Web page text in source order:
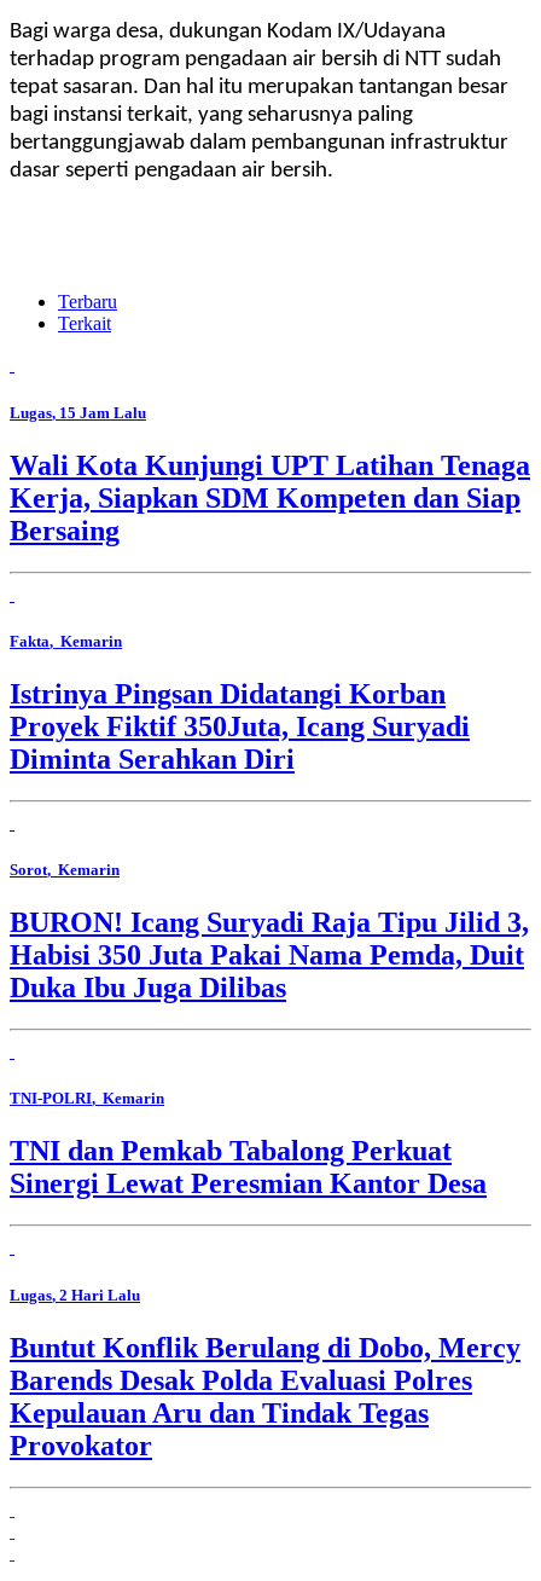
Bagi warga desa, dukungan Kodam IX/Udayana
terhadap program pengadaan air bersih di NTT sudah
tepat sasaran. Dan hal itu merupakan tantangan besar
bagi instansi terkait, yang seharusnya paling
bertanggungjawab dalam pembangunan infrastruktur
dasar seperti pengadaan air bersih.
Terbaru
Terkait
Lugas, 15 Jam Lalu
Wali Kota Kunjungi UPT Latihan Tenaga
Kerja, Siapkan SDM Kompeten dan Siap
Bersaing
Fakta, Kemarin
Istrinya Pingsan Didatangi Korban
Proyek Fiktif 350Juta, Icang Suryadi
Diminta Serahkan Diri
Sorot, Kemarin
BURON! Icang Suryadi Raja Tipu Jilid 3,
Habisi 350 Juta Pakai Nama Pemda, Duit
Duka Ibu Juga Dilibas
TNI-POLRI, Kemarin
TNI dan Pemkab Tabalong Perkuat
Sinergi Lewat Peresmian Kantor Desa
Lugas, 2 Hari Lalu
Buntut Konflik Berulang di Dobo, Mercy
Barends Desak Polda Evaluasi Polres
Kepulauan Aru dan Tindak Tegas
Provokator